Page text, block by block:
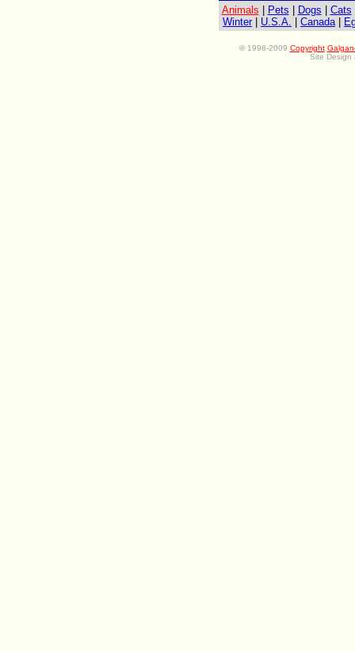
Animals Pets Dogs Cats
Winter
U.S.A. Canada|
©1998-2009 Copyright
Site